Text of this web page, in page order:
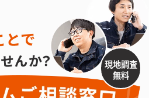
現地調査
無料